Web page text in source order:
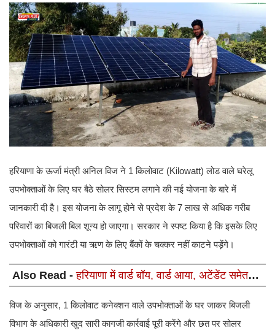
हरियाणा के ऊर्जा मंत्री अनिल विज ने 1 किलोवाट (Kilowatt) लोड वाले घरेलू
उपभोक्ताओं के लिए घर बैठे सोलर सिस्टम लगाने की नई योजना के बारे में
जानकारी दी है। इस योजना के लागू होने से प्रदेश के 7 लाख से अधिक गरीब
परिवारों का बिजली बिल शून्य हो जाएगा। सरकार ने स्पष्ट किया है कि इसके लिए
उपभोक्ताओं को गारंटी या ऋण के लिए बैंकों के चक्कर नहीं काटने पड़ेंगे।
Also Read -हरियाणा में वार्ड बॉय, वार्ड आया, अटेंडेंट समेत
कई पदों पर भर्ती का कल लास्ट दिन, 12वीं पास फटाफट करें
आवेदन
विज के अनुसार, 1 किलोवाट कनेक्शन वाले उपभोक्ताओं के घर जाकर बिजली
विभाग के अधिकारी खुद सारी कागजी कार्रवाई पूरी करेंगे और छत पर सोलर